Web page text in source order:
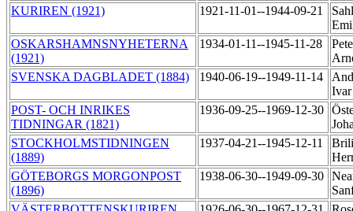
KURIREN (1921)
1921-11-01--1944-09-21
OSKARSHAMNSNYHETERNA
(1921)
1934-01-11--1945-11-28
SVENSKA DAGBLADET (1884)
1940-06-19--1949-11-14
POST- OCH INRIKES
TIDNINGAR (1821)
1936-09-25--1969-12-30
STOCKHOLMSTIDNINGEN
(1889)
1937-04-21--1945-12-11
GÖTEBORGS MORGONPOST
(1896)
1938-06-30--1949-09-30